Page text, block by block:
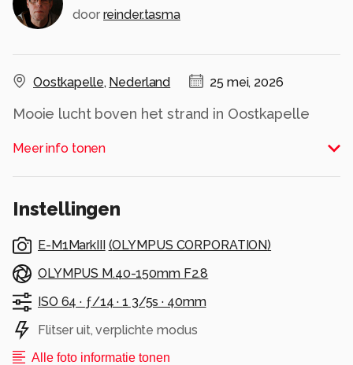
door reinder.tasma
Oostkapelle, Nederland 25 mei, 2026
Mooie lucht boven het strand in Oostkapelle
Alle rechten voorbehouden
Meer info tonen
Instellingen
E-M1MarkIII (OLYMPUS CORPORATION)
OLYMPUS M.40-150mm F2.8
ISO 64 · ƒ/14 ·1 3/5s · 40mm
Flitser uit, verplichte modus
Alle foto informatie tonen